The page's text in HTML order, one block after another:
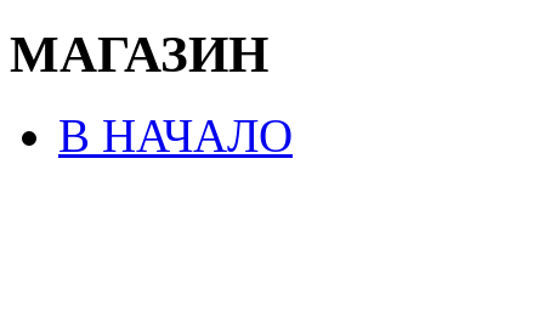
МАГАЗИН
В НАЧАЛО